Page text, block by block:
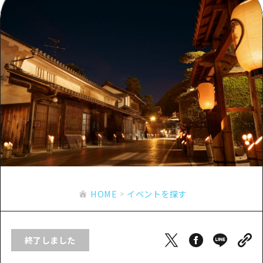
アート
イベント・祭り
グルメ・酒
サイクリング
ナイトライフ
世界遺産
モデルコース
モデルコース一覧
Dive! Hiroshima 公式ガイド
広島もしもトラベル
あたらしい非日常
広島市周辺
安芸
備後
スポット・体験
スポット・体験一覧
広島市周辺
安芸
備北
宮島周辺
イベント
旬情報
アクセス
二次交通まとめ
HOME
HOME イベントを探す
終了しました